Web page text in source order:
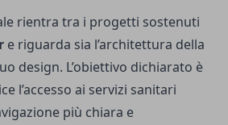
rientra tra i progetti sostenuti
e riguarda sia l’architettura della
design. L’obiettivo dichiarato è
l’accesso ai servizi sanitari
più chiara e